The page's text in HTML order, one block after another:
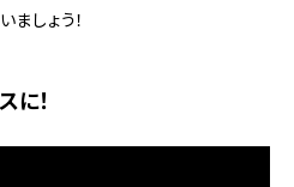
ましょう！
に！